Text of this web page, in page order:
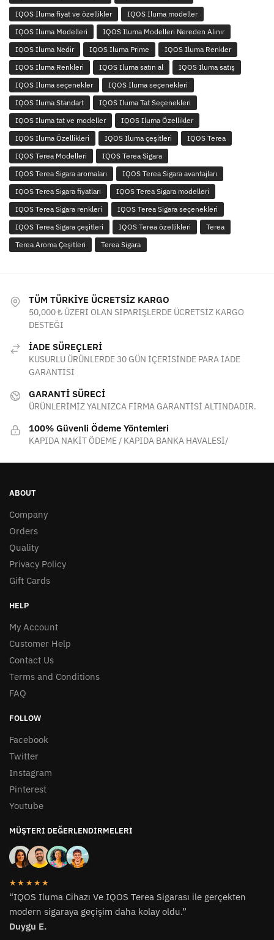
IQOS Iluma fiyat ve özellikler
IQOS Iluma modeller
IQOS Iluma Modelleri
IQOS Iluma Modelleri Nereden Alınır
IQOS Iluma Nedir
IQOS Iluma Prime
IQOS Iluma Renkler
IQOS Iluma Renkleri
IQOS Iluma satın al
IQOS Iluma satış
IQOS Iluma seçenekler
IQOS Iluma seçenekleri
IQOS Iluma Standart
IQOS Iluma Tat Seçenekleri
IQOS Iluma tat ve modeller
IQOS Iluma Özellikler
IQOS Iluma Özellikleri
IQOS Iluma çeşitleri
IQOS Terea
IQOS Terea Modelleri
IQOS Terea Sigara
IQOS Terea Sigara aromaları
IQOS Terea Sigara avantajları
IQOS Terea Sigara fiyatları
IQOS Terea Sigara modelleri
IQOS Terea Sigara renkleri
IQOS Terea Sigara seçenekleri
IQOS Terea Sigara çeşitleri
IQOS Terea özellikleri
Terea
Terea Aroma Çeşitleri
Terea Sigara
TÜM TÜRKİYE ÜCRETSİZ KARGO
50,000 ₺ ÜZERİ OLAN SİPARİŞLERDE ÜCRETSİZ KARGO
DESTEĞİ
İADE SÜREÇLERİ
KUSURLU ÜRÜNLERDE 30 GÜN İÇERİSİNDE PARA İADE
GARANTİSİ
GARANTİ SÜRECİ
ÜRÜNLERİMİZ YALNIZCA FİRMA GARANTİSİ ALTINDADIR.
100% Güvenli Ödeme Yöntemleri
KAPIDA NAKİT ÖDEME / KAPIDA BANKA HAVALESİ/
ABOUT
Company
Orders
Quality
Privacy Policy
Gift Cards
HELP
My Account
Customer Help
Contact Us
Terms and Conditions
FAQ
FOLLOW
Facebook
Twitter
Instagram
Pinterest
Youtube
MÜŞTERI DEĞERLENDIRMELERI
★★★★★
“IQOS Iluma Cihazı Ve IQOS Terea Sigarası ile gerçekten
modern sigaraya geçişim daha kolay oldu.”
Duygu E.